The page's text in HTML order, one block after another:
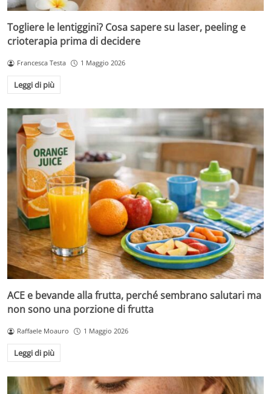
Togliere le lentiggini? Cosa sapere su laser, peeling e
crioterapia prima di decidere
Francesca Testa 1 Maggio 2026
Leggi di più
ACE e bevande alla frutta, perché sembrano salutari ma
non sono una porzione di frutta
Raffaele Moauro 1 Maggio 2026
Leggi di più